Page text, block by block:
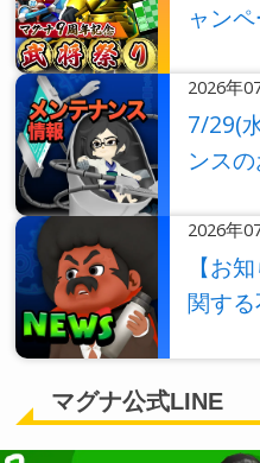
ャン
2026年
7/29(
ンス
2026年
【お
関す
マグナ公式LINE